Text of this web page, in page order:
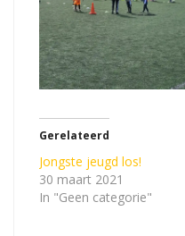
Gerelateerd
Jongste jeugd los!
30 maart 2021
In "Geen categorie"